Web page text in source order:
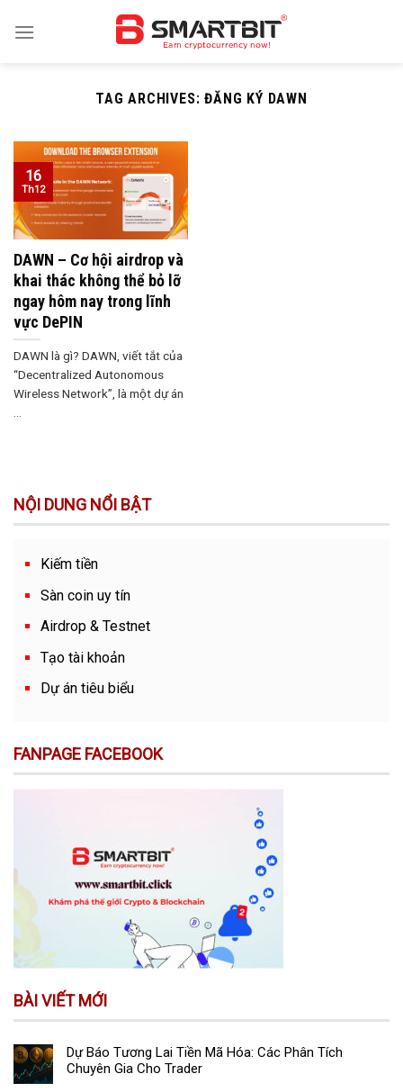
TAG ARCHIVES:ĐĂNG KÝ DAWN
DAWN – Cơ hội airdrop và
khai thác không thể bỏ lỡ
ngay hôm nay trong lĩnh
vực DePIN
DAWN là gì? DAWN, viết tắt của
“Decentralized Autonomous
Wireless Network”, là một dự án
16
Th12
NỘI DUNG NỔI BẬT
Kiếm tiền
Sàn coin uy tín
Airdrop & Testnet
Tạo tài khoản
Dự án tiêu biểu
FANPAGE FACEBOOK
BÀI VIẾT MỚI
Dự Báo Tương Lai Tiền Mã Hóa: Các Phân Tích
Chuyên Gia Cho Trader